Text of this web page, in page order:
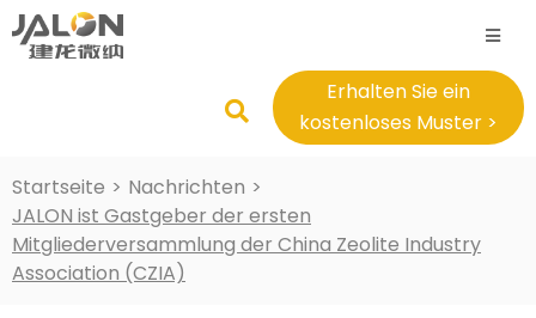
Erhalten Sie ein
kostenloses Muster >
Startseite > Nachrichten >
JALON ist Gastgeber der ersten
Mitgliederversammlung der China Zeolite Industry
Association (CZIA)